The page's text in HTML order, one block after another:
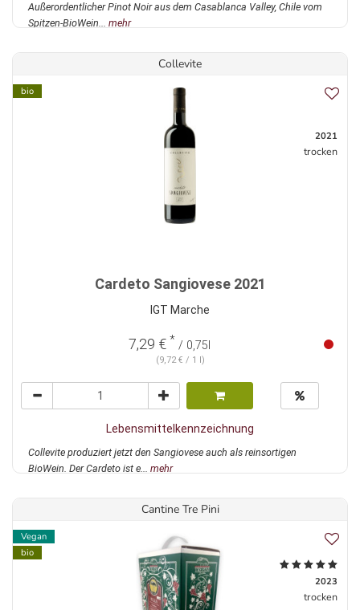
Außerordentlicher Pinot Noir aus dem Casablanca Valley, Chile vom
Spitzen-BioWein... mehr
Collevite
bio
2021
trocken
Cardeto Sangiovese 2021
IGT Marche
7,29 € * / 0,75l
(9,72 € / 1 l)
Lebensmittelkennzeichnung
Collevite produziert jetzt den Sangiovese auch als reinsortigen
BioWein. Der Cardeto ist e... mehr
Cantine Tre Pini
Vegan
bio
2023
trocken